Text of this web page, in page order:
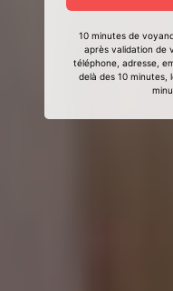
10 minutes de
après validation de
téléphone, adresse,
delà des 10 minutes,